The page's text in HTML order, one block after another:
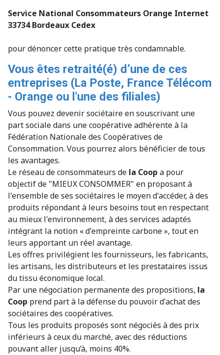
Service National Consommateurs Orange Internet
33734 Bordeaux Cedex
pour dénoncer cette pratique très condamnable.
Vous êtes retraité(é) d’une de ces
entreprises (La Poste, France Télécom
- Orange ou l'une des filiales)
Vous pouvez devenir sociétaire en souscrivant une
part sociale dans une coopérative adhérente à la
Fédération Nationale des Coopératives de
Consommation. Vous pourrez alors bénéficier de tous
les avantages.
Le réseau de consommateurs de la Coop a pour
objectif de "MIEUX CONSOMMER" en proposant à
l'ensemble de ses sociétaires le moyen d'accéder, à des
produits répondant à leurs besoins tout en respectant
au mieux l'environnement, à des services adaptés
intégrant la notion « d'empreinte carbone », tout en
leurs apportant un réel avantage.
Les offres privilégient les fournisseurs, les fabricants,
les artisans, les distributeurs et les prestataires issus
du tissu économique local.
Par une négociation permanente des propositions, la
Coop prend part à la défense du pouvoir d'achat des
sociétaires des coopératives.
Tous les produits proposés sont négociés à des prix
inférieurs à ceux du marché, avec des réductions
pouvant aller jusqu’à, moins 40%.